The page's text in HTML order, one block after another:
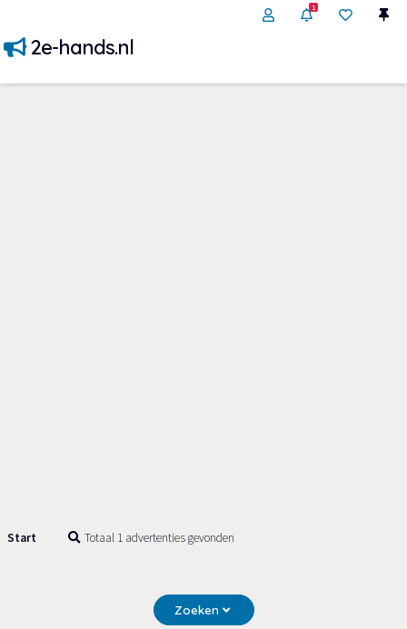
1
2e-hands.nl
Start Totaal 1 advertenties gevonden
Zoeken